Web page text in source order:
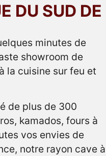
DU SUD DE
minutes de
showroom de
la cuisine sur feu et
de plus de 300
kamados, fours à
vos envies de
notre rayon cave à